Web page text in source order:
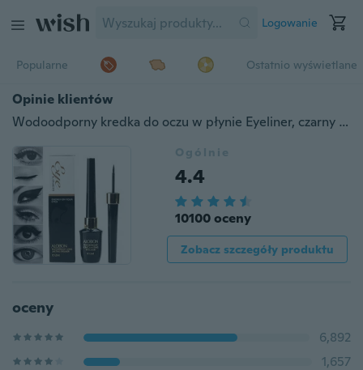
Logowanie
Popularne Ostatnio wyświetlane
Opinie klientów
Wodoodporny kredka do oczu w płynie Eyeliner, czarny zestaw do makijażu Comestics
Ogólnie
4.4
10100 oceny
Zobacz szczegóły produktu
oceny
6,892
1,657